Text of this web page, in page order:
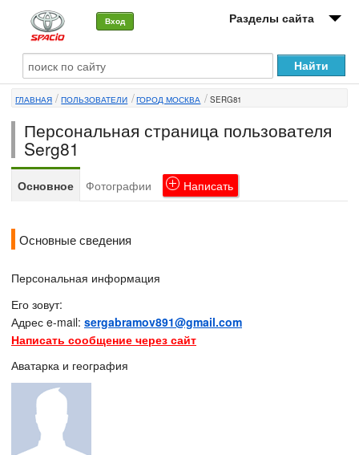
Вход Разделы сайта
О машине
Автоклуб
Форумы
Сервисы и услуги
ГЛАВНАЯ ПОЛЬЗОВАТЕЛИ ГОРОД МОСКВА SERG81
Персональная страница пользователя
Serg81
Основное Фотографии Написать
Основные сведения
Персональная информация
Его зовут:
Адрес e-mail: sergabramov891@gmail.com
Написать сообщение через сайт
Аватарка и география